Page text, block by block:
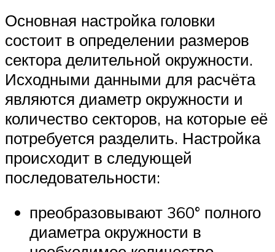
Основная настройка головки
состоит в определении размеров
сектора делительной окружности.
Исходными данными для расчёта
являются диаметр окружности и
количество секторов, на которые её
потребуется разделить. Настройка
происходит в следующей
последовательности:
преобразовывают 360° полного
диаметра окружности в